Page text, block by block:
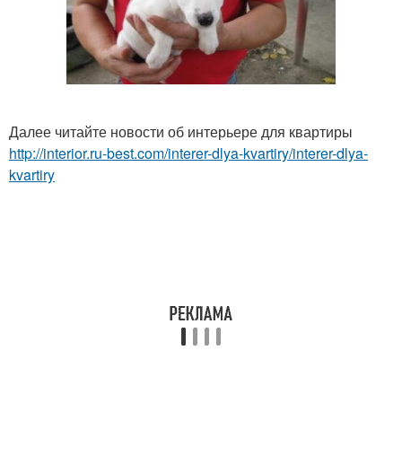
Далее читайте новости об интерьере для квартиры
http://interior.ru-best.com/interer-dlya-kvartiry/interer-dlya-
kvartiry